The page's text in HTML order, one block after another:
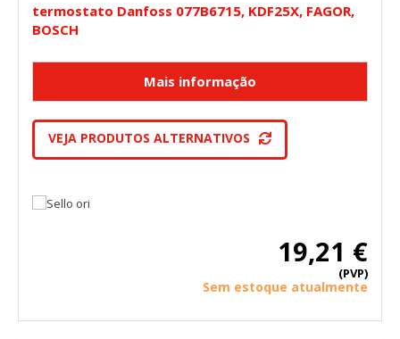
termostato Danfoss 077B6715, KDF25X, FAGOR,
BOSCH
VEJA PRODUTOS ALTERNATIVOS
19,21 €
(PVP)
Sem estoque atualmente
Toda la información que recogen estas cookies es
agregada y, por lo tanto, es anónima.
_utma,_utmb,_utmc,_utmz,_utmt,_utmz,_atuvc,_atuvs, _ga,
_gid, _evPromtCookies
Estas cookies pueden ser establecidas a través de nuestro
sitio por nuestros socios publicitarios. Pueden ser
intereses y mostrarle anuncios relevantes en otros sitios.
No almacenan directamente información personal, sino
_evAd, _evCoupon, _evSubscription, _evPromt